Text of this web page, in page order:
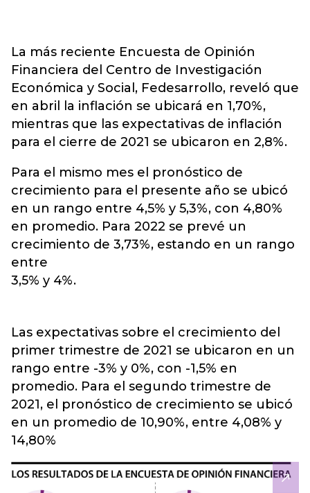
La más reciente Encuesta de Opinión
Financiera del Centro de Investigación
Económica y Social, Fedesarrollo, reveló que
en abril la inflación se ubicará en 1,70%,
mientras que las expectativas de inflación
para el cierre de 2021 se ubicaron en 2,8%.
Para el mismo mes el pronóstico de
crecimiento para el presente año se ubicó
en un rango entre 4,5% y 5,3%, con 4,80%
en promedio. Para 2022 se prevé un
crecimiento de 3,73%, estando en un rango
entre
3,5% y 4%.
Las expectativas sobre el crecimiento del
primer trimestre de 2021 se ubicaron en un
rango entre -3% y 0%, con -1,5% en
promedio. Para el segundo trimestre de
2021, el pronóstico de crecimiento se ubicó
en un promedio de 10,90%, entre 4,08% y
14,80%